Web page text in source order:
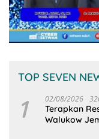
TOP SEVEN
1 02/08/2026
Terapkan
Walukow